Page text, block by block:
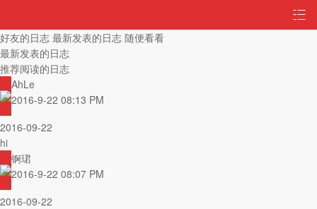
好友的日志 最新发表的日志 随便看看
最新发表的日志
推荐阅读的日志
AhLe
2016-9-22 08:13 PM
2016-09-22
hi
锕珺
2016-9-22 08:07 PM
2016-09-22